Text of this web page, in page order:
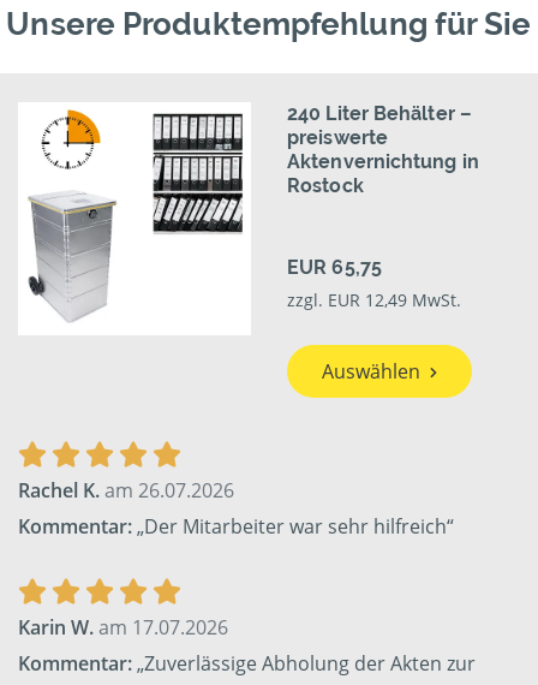
Unsere Produktempfehlung für Sie
240 Liter Behälter –
preiswerte
Aktenvernichtung in
Rostock
EUR 65,75
zzgl. EUR 12,49 MwSt.
Auswählen
Rachel K.am 26.07.2026
Kommentar:„Der Mitarbeiter war sehr hilfreich“
Karin W.am 17.07.2026
Kommentar:„Zuverlässige Abholung der Akten zur